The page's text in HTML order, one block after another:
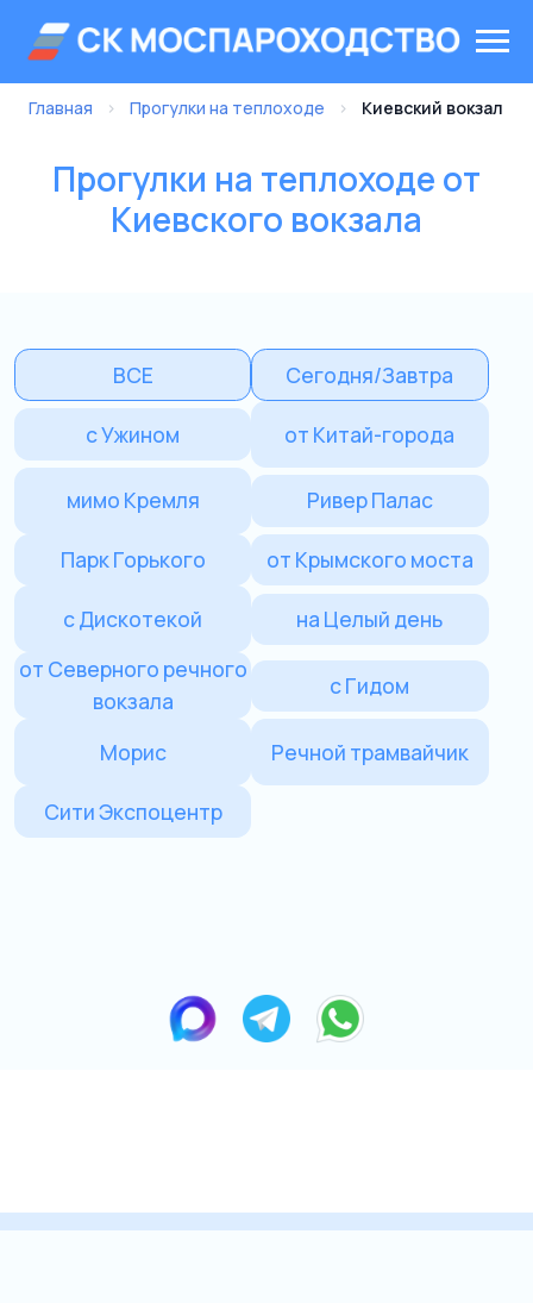
Главная › Прогулки на теплоходе › Киевский вокзал
Прогулки на теплоходе от
Киевского вокзала
с Ужином от Китай-города
мимо Кремля Ривер Палас
Парк Горького от Крымского моста
с Дискотекой
на Целый день
от Северного речного
вокзала
с Гидом
Речной трамвайчик